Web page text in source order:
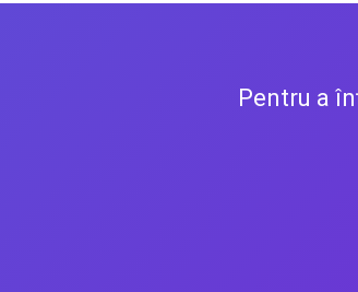
Pentru a